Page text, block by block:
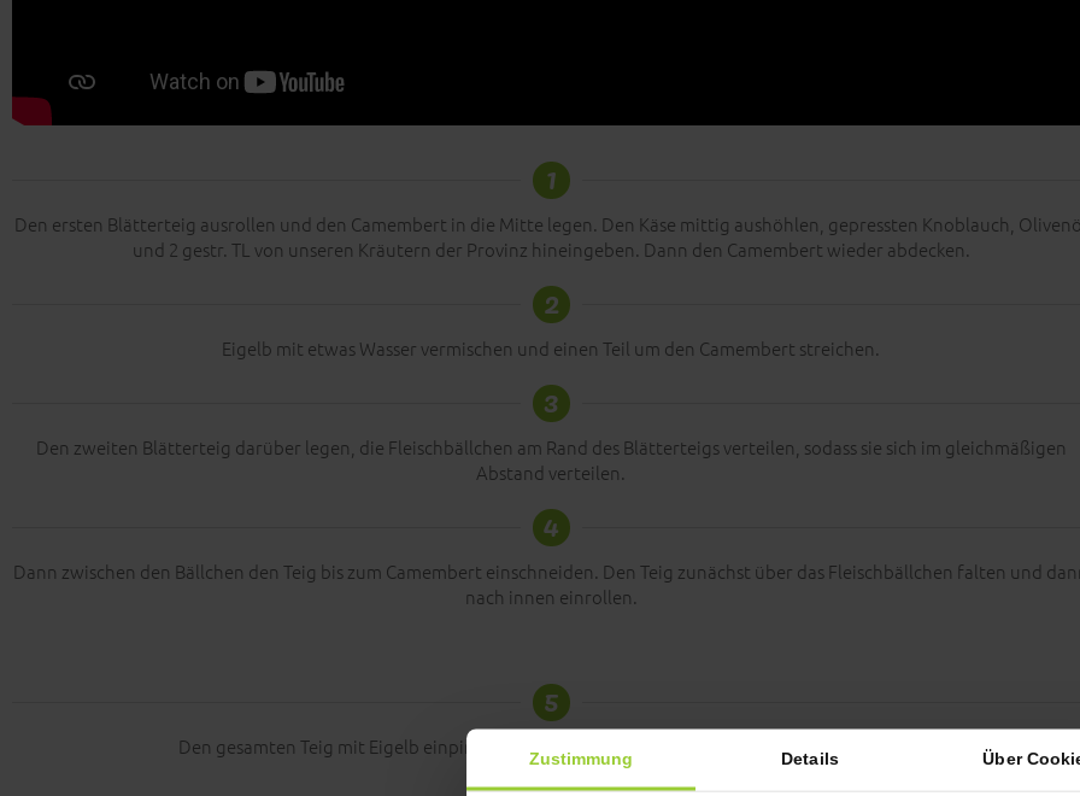
Zustimmung Details Über
1
Den ersten Blätterteig ausrollen und den Camembert in die Mitte legen. Den Käse mittig aushöhlen, gepressten Knoblauch,
und 2 gestr. TL von unseren Kräutern der Provinz hineingeben. Dann den Camembert wieder abdecken.
2
Eigelb mit etwas Wasser vermischen und einen Teil um den Camembert streichen.
3
Den zweiten Blätterteig darüber legen, die Fleischbällchen am Rand des Blätterteigs verteilen, sodass sie sich im gleichmäßigen
Abstand verteilen.
4
Dann zwischen den Bällchen den Teig bis zum Camembert einschneiden. Den Teig zunächst über das Fleischbällchen falten und
nach innen einrollen.
5
Den gesamten Teig mit Eigelb einpinseln und mit unserem Crunchy Brot Topping bestreuen.